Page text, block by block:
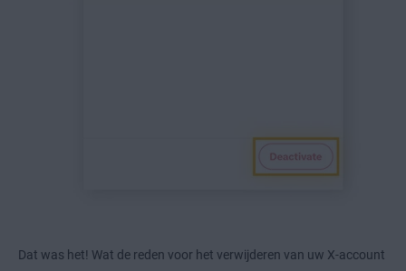
Dat was het! Wat de reden voor het verwijderen van uw X-account